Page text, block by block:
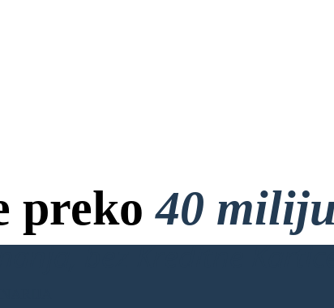
preko40
bez Kreditne